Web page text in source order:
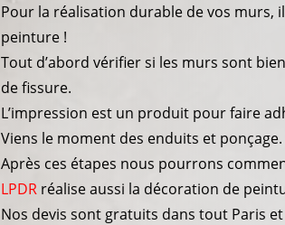
Pour la réalisation durable de vos murs,
peinture !
Tout d’abord vérifier si les murs sont
de fissure.
L’impression est un produit pour faire
Viens le moment des enduits et ponçage.
Après ces étapes nous pourrons
LPDRréalise aussi la décoration de
Nos devis sont gratuits dans tout Paris et